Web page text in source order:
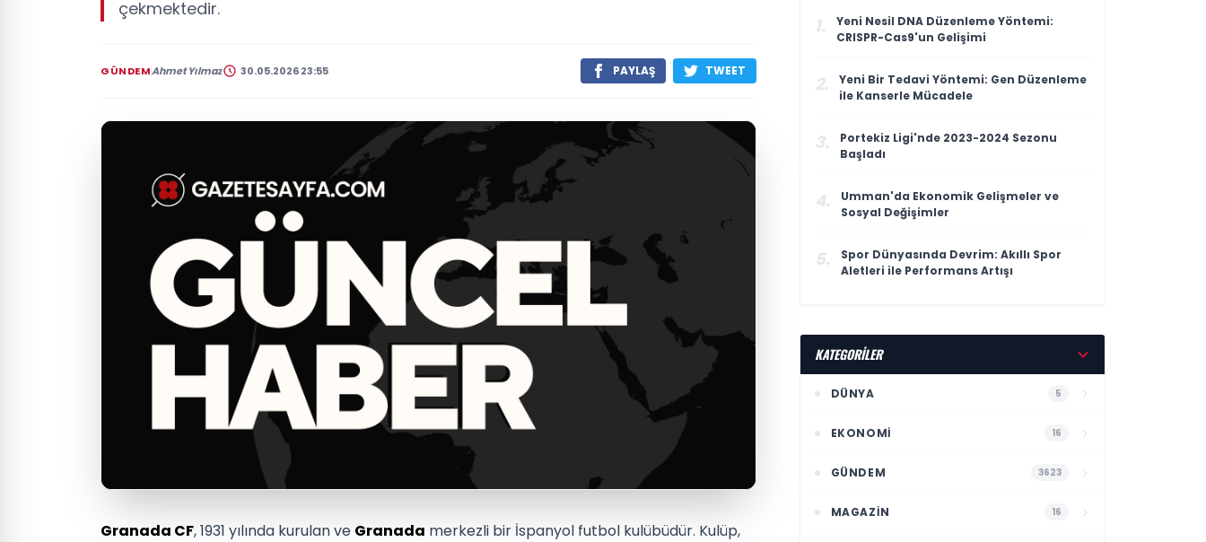
çekmektedir.
GÜNDEMAhmet Yılmaz 30.05.2026 23:55 PAYLAŞ TWEET
Granada CF, 1931 yılında kurulan ve Granada merkezli bir İspanyol futbol kulübüdür. Kulüp,
1.
Yeni Nesil DNA Düzenleme Yöntemi:
CRISPR-Cas9'un Gelişimi
2.
Yeni Bir Tedavi Yöntemi: Gen Düzenleme
ile Kanserle Mücadele
3.
Portekiz Ligi'nde 2023-2024 Sezonu
Başladı
4.
Umman'da Ekonomik Gelişmeler ve
Sosyal Değişimler
5.
Spor Dünyasında Devrim: Akıllı Spor
Aletleri ile Performans Artışı
KATEGORİLER
DÜNYA 5
EKONOMI 16
GÜNDEM 3623
MAGAZIN 16